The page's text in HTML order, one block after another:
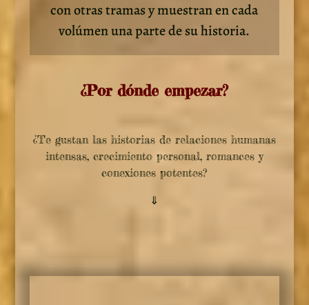
con otras tramas y muestran en cada
volúmen una parte de su historia.
¿Por dónde empezar?
¿Te gustan las historias de relaciones humanas
intensas, crecimiento personal, romances y
conexiones potentes?
⇓